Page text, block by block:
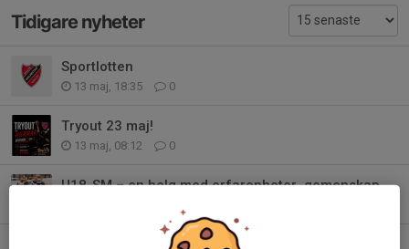
Tidigare nyheter
Sportlotten
13 maj, 18:35 0
Tryout 23 maj!
13 maj, 08:12 0
U18-SM – en helg med erfarenheter, gemenskap och framtidstro